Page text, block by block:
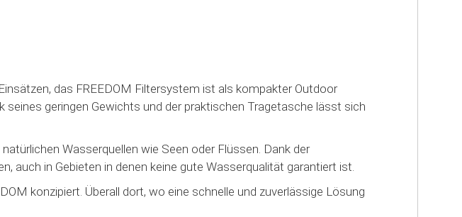
das FREEDOM Filtersystem ist als kompakter Outdoor
geringen Gewichts und der praktischen Tragetasche lässt sich
Wasserquellen wie Seen oder Flüssen. Dank der
auch in Gebieten in denen keine gute Wasserqualität garantiert ist.
konzipiert. Überall dort, wo eine schnelle und zuverlässige Lösung